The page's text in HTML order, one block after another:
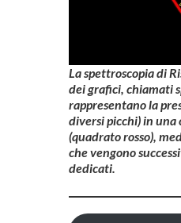
La spettroscopia di
dei grafici, chiamati
rappresentano la
diversi picchi) in una
(quadrato rosso),
che vengono
dedicati.